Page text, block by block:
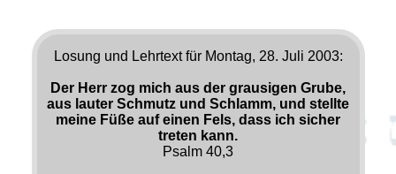
Losung und Lehrtext für Montag, 28. Juli 2003:
Der Herr zog mich aus der grausigen Grube,
aus lauter Schmutz und Schlamm, und stellte
meine Füße auf einen Fels, dass ich sicher
treten kann.
Psalm 40,3